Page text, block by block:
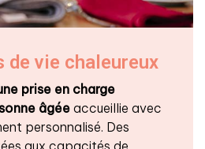
de vie chaleureux
prise en charge
âgée accueillie avec
personnalisé. Des